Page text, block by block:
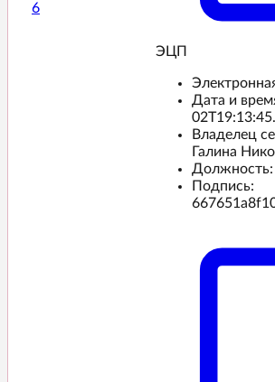
6
ЭЦП️
Дата и
Владелец
Галина
Подпись: